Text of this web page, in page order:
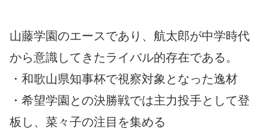
山藤学園のエースであり、航太郎が中学時代
から意識してきたライバル的存在である。
・和歌山県知事杯で視察対象となった逸材
・希望学園との決勝戦では主力投手として登
板し、菜々子の注目を集める